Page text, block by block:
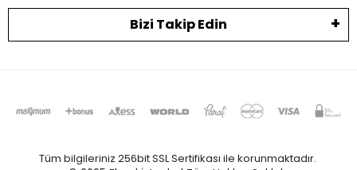
Bizi Takip Edin
Tüm bilgileriniz 256bit SSL Sertifikası ile korunmaktadır.